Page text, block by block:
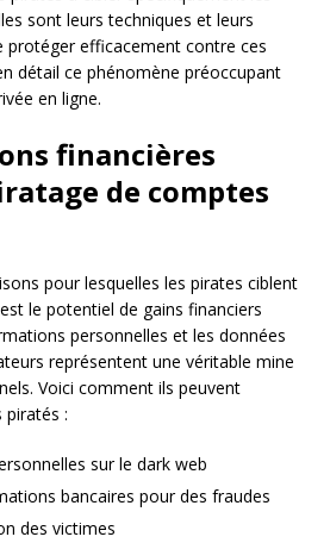
sont leurs techniques et leurs
protéger efficacement contre ces
détail ce phénomène préoccupant
en ligne.
financières
de comptes
pour lesquelles les pirates ciblent
le potentiel de gains financiers
personnelles et les données
représentent une véritable mine
Voici comment ils peuvent
:
sur le dark web
bancaires pour des fraudes
des victimes